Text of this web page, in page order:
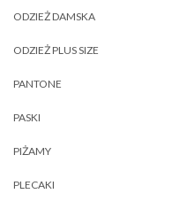
ODZIEŻ DAMSKA
ODZIEŻ PLUS SIZE
PANTONE
PASKI
PIŻAMY
PLECAKI